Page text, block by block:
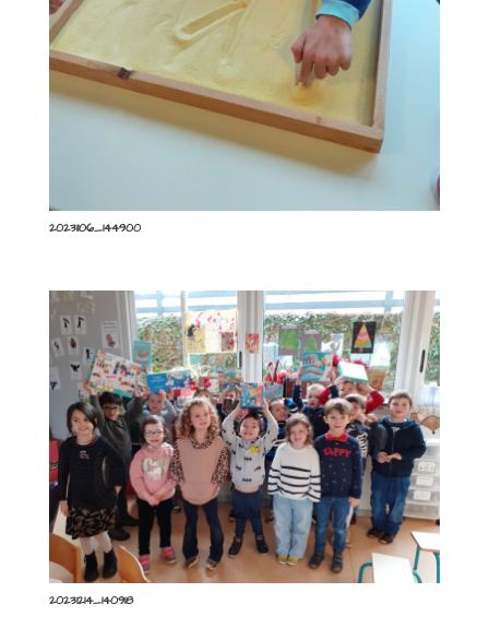
20231106_144900
20231214_140918